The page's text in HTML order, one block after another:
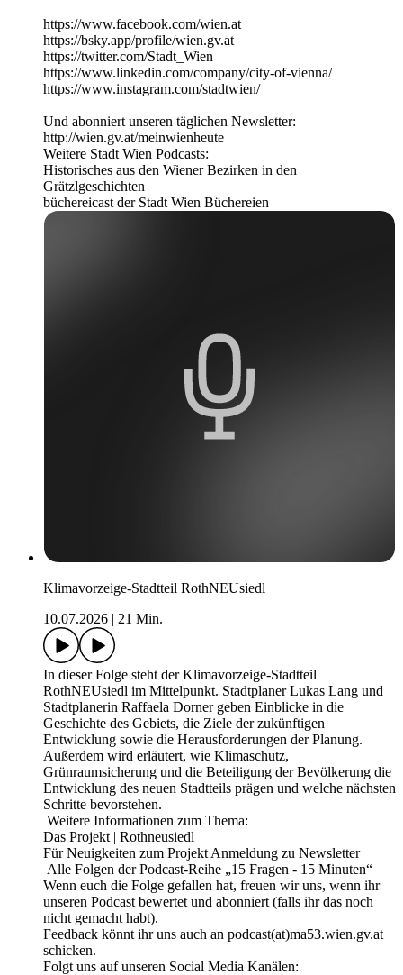
https://www.facebook.com/wien.at
https://bsky.app/profile/wien.gv.at
https://twitter.com/Stadt_Wien
https://www.linkedin.com/company/city-of-vienna/
https://www.instagram.com/stadtwien/
Und abonniert unseren täglichen Newsletter:
http://wien.gv.at/meinwienheute
Weitere Stadt Wien Podcasts:
Historisches aus den Wiener Bezirken in den
Grätzlgeschichten
büchereicast der Stadt Wien Büchereien
Klimavorzeige-Stadtteil RothNEUsiedl
10.07.2026 | 21 Min.
In dieser Folge steht der Klimavorzeige-Stadtteil
RothNEUsiedl im Mittelpunkt. Stadtplaner Lukas Lang und
Stadtplanerin Raffaela Dorner geben Einblicke in die
Geschichte des Gebiets, die Ziele der zukünftigen
Entwicklung sowie die Herausforderungen der Planung.
Außerdem wird erläutert, wie Klimaschutz,
Grünraumsicherung und die Beteiligung der Bevölkerung die
Entwicklung des neuen Stadtteils prägen und welche nächsten
Schritte bevorstehen.
Weitere Informationen zum Thema:
Das Projekt | Rothneusiedl
Für Neuigkeiten zum Projekt Anmeldung zu Newsletter
Alle Folgen der Podcast-Reihe „15 Fragen - 15 Minuten“
Wenn euch die Folge gefallen hat, freuen wir uns, wenn ihr
unseren Podcast bewertet und abonniert (falls ihr das noch
nicht gemacht habt).
Feedback könnt ihr uns auch an podcast(at)ma53.wien.gv.at
schicken.
Folgt uns auf unseren Social Media Kanälen: